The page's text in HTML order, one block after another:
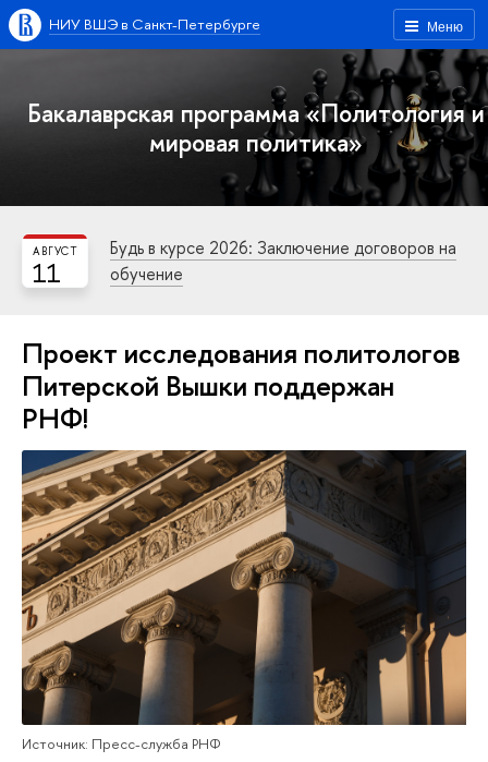
Меню
НИУ ВШЭ в Санкт-Петербурге
Бакалаврская программа «Политология и
мировая политика»
11
АВГУСТ
Будь в курсе 2026: Заключение договоров на
обучение
Проект исследования политологов
Питерской Вышки поддержан
РНФ!
Источник: Пресс-служба РНФ